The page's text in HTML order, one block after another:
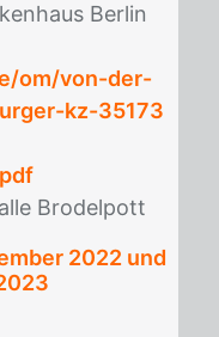
Ber­lin
om/von-der-
kz-35173
Bro­del­pott
2022 und